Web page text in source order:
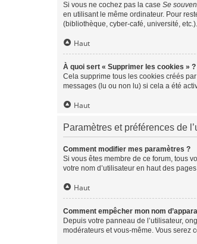
Si vous ne cochez pas la case Se
en utilisant le même ordinateur. Pour
(bibliothèque, cyber-café, université,
Haut
À quoi sert « Supprimer les cookies » ?
Cela supprime tous les cookies créés
messages (lu ou non lu) si cela a été
Haut
Paramètres et préférences de
Comment modifier mes paramètres ?
Si vous êtes membre de ce forum, tous
votre nom d’utilisateur en haut des
Haut
Comment empêcher mon nom
Depuis votre panneau de l’utilisateur,
modérateurs et vous-même. Vous serez